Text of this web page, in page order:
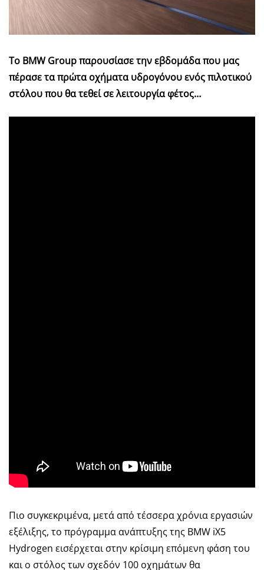
Το BMW Group παρουσίασε την εβδομάδα που μας
πέρασε τα πρώτα οχήματα υδρογόνου ενός πιλοτικού
στόλου που θα τεθεί σε λειτουργία φέτος…
Πιο συγκεκριμένα, μετά από τέσσερα χρόνια εργασιών
εξέλιξης, το πρόγραμμα ανάπτυξης της BMW iX5
Hydrogen εισέρχεται στην κρίσιμη επόμενη φάση του
και ο στόλος των σχεδόν 100 οχημάτων θα